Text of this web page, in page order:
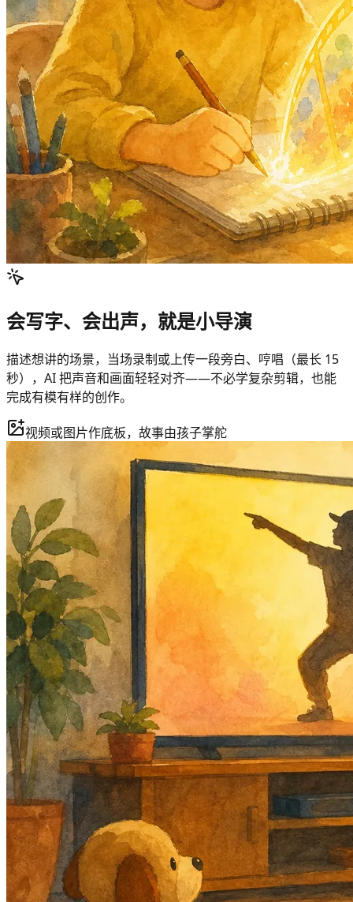
会写字、会出声，就是小导演
描述想讲的场景，当场录制或上传一段旁白、哼唱（最长 15
秒），AI 把声音和画面轻轻对齐——不必学复杂剪辑，也能
完成有模有样的创作。
视频或图片作底板，故事由孩子掌舵